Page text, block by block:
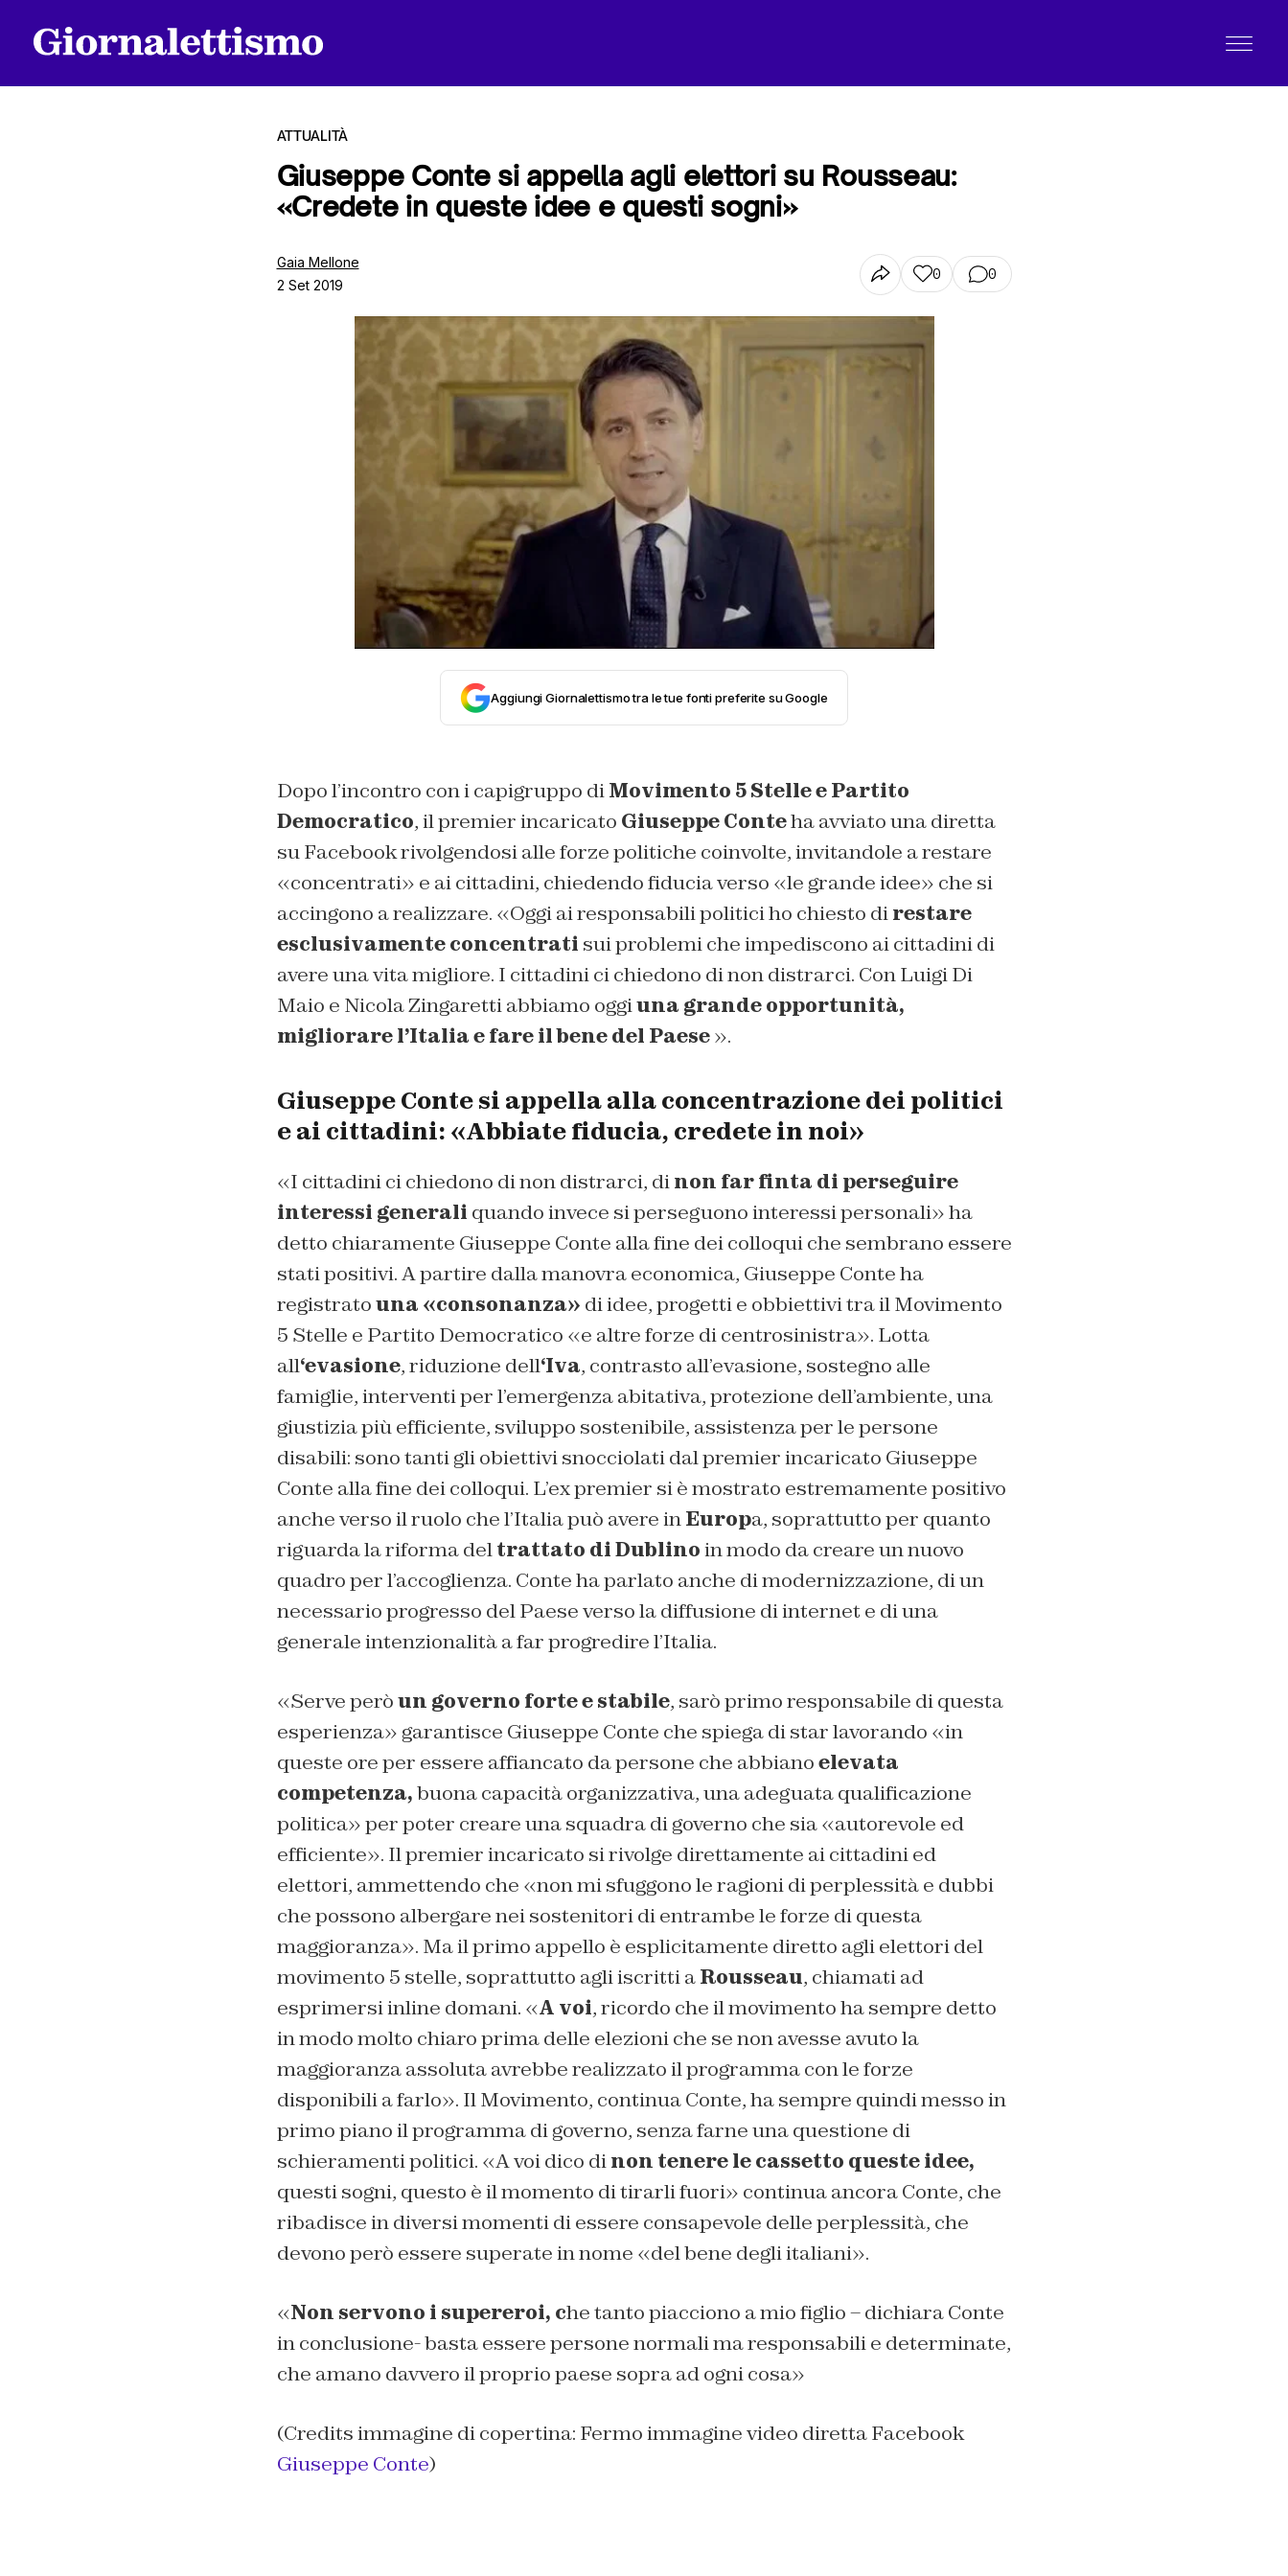
ATTUALITÀ
Giuseppe Conte si appella agli elettori su Rousseau:
«Credete in queste idee e questi sogni»
Gaia Mellone
2 Set 2019
0 0
Aggiungi Giornalettismo tra le tue fonti preferite su Google
Dopo l’incontro con i capigruppo diMovimento 5 Stelle e Partito
Democratico, il premier incaricato Giuseppe Conteha avviato una diretta
su Facebook rivolgendosi alle forze politiche coinvolte, invitandole a restare
«concentrati» e ai cittadini, chiedendo fiducia verso «le grande idee» che si
accingono a realizzare. «Oggi ai responsabili politici ho chiesto direstare
esclusivamente concentrati sui problemi che impediscono ai cittadini di
avere una vita migliore. I cittadini ci chiedono di non distrarci. Con Luigi Di
Maio e Nicola Zingaretti abbiamo oggiuna grande opportunità,
migliorare l’Italia e fare il bene del Paese».
Giuseppe Conte si appella alla concentrazione dei politici
e ai cittadini: «Abbiate fiducia, credete in noi»
«I cittadini ci chiedono di non distrarci, dinon far finta di perseguire
interessi generali quando invece si perseguono interessi personali» ha
detto chiaramente Giuseppe Conte alla fine dei colloqui che sembrano essere
stati positivi. A partire dalla manovra economica, Giuseppe Conte ha
registratouna «consonanza» di idee, progetti e obbiettivi tra il Movimento
5 Stelle e Partito Democratico «e altre forze di centrosinistra». Lotta
all‘evasione, riduzione dell‘Iva, contrasto all’evasione, sostegno alle
famiglie, interventi per l’emergenza abitativa, protezione dell’ambiente, una
giustizia più efficiente, sviluppo sostenibile, assistenza per le persone
disabili: sono tanti gli obiettivi snocciolati dal premier incaricato Giuseppe
Conte alla fine dei colloqui. L’ex premier si è mostrato estremamente positivo
anche verso il ruolo che l’Italia può avere inEuropa, soprattutto per quanto
riguarda la riforma deltrattato di Dublinoin modo da creare un nuovo
quadro per l’accoglienza. Conte ha parlato anche di modernizzazione, di un
necessario progresso del Paese verso la diffusione di internet e di una
generale intenzionalità a far progredire l’Italia.
«Serve peròun governo forte e stabile, sarò primo responsabile di questa
esperienza» garantisce Giuseppe Conte che spiega di star lavorando «in
queste ore per essere affiancato da persone che abbianoelevata
competenza,buona capacità organizzativa, una adeguata qualificazione
politica» per poter creare una squadra di governo che sia «autorevole ed
efficiente». Il premier incaricato si rivolge direttamente ai cittadini ed
elettori, ammettendo che «non mi sfuggono le ragioni di perplessità e dubbi
che possono albergare nei sostenitori di entrambe le forze di questa
maggioranza». Ma il primo appello è esplicitamente diretto agli elettori del
movimento 5 stelle, soprattutto agli iscritti aRousseau, chiamati ad
esprimersi inline domani. «A voi, ricordo che il movimento ha sempre detto
in modo molto chiaro prima delle elezioni che se non avesse avuto la
maggioranza assoluta avrebbe realizzato il programma con le forze
disponibili a farlo». Il Movimento, continua Conte, ha sempre quindi messo in
primo piano il programma di governo, senza farne una questione di
schieramenti politici. «A voi dico dinon tenere le cassetto queste idee,
questi sogni, questo è il momento di tirarli fuori» continua ancora Conte, che
ribadisce in diversi momenti di essere consapevole delle perplessità, che
devono però essere superate in nome «del bene degli italiani».
«Non servono i supereroi, che tanto piacciono a mio figlio – dichiara Conte
in conclusione- basta essere persone normali ma responsabili e determinate,
che amano davvero il proprio paese sopra ad ogni cosa»
(Credits immagine di copertina: Fermo immagine video diretta Facebook
Giuseppe Conte)